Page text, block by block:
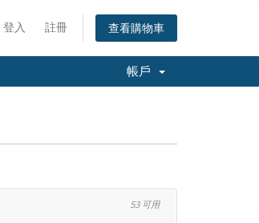
登入 註冊 查看購物車
帳戶
53 可用